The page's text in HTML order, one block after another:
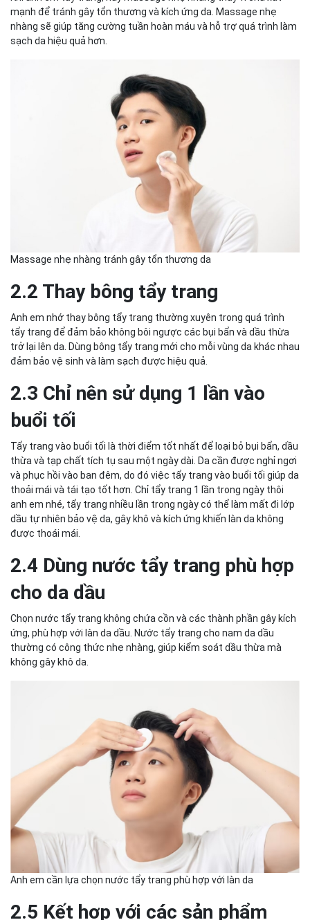
mạnh để tránh gây tổn thương và kích ứng da. Massage nhẹ
nhàng sẽ giúp tăng cường tuần hoàn máu và hỗ trợ quá trình làm
sạch da hiệu quả hơn.
Massage nhẹ nhàng tránh gây tổn thương da
2.2 Thay bông tẩy trang
Anh em nhớ thay bông tẩy trang thường xuyên trong quá trình
tẩy trang để đảm bảo không bôi ngược các bụi bẩn và dầu thừa
trở lại lên da. Dùng bông tẩy trang mới cho mỗi vùng da khác nhau
đảm bảo vệ sinh và làm sạch được hiệu quả.
2.3 Chỉ nên sử dụng 1 lần vào
buổi tối
Tẩy trang vào buổi tối là thời điểm tốt nhất để loại bỏ bụi bẩn, dầu
thừa và tạp chất tích tụ sau một ngày dài. Da cần được nghỉ ngơi
và phục hồi vào ban đêm, do đó việc tẩy trang vào buổi tối giúp da
thoải mái và tái tạo tốt hơn. Chỉ tẩy trang 1 lần trong ngày thôi
anh em nhé, tẩy trang nhiều lần trong ngày có thể làm mất đi lớp
dầu tự nhiên bảo vệ da, gây khô và kích ứng khiến làn da không
được thoái mái.
2.4 Dùng nước tẩy trang phù hợp
cho da dầu
Chọn nước tẩy trang không chứa cồn và các thành phần gây kích
ứng, phù hợp với làn da dầu. Nước tẩy trang cho nam da dầu
thường có công thức nhẹ nhàng, giúp kiểm soát dầu thừa mà
không gây khô da.
Anh em cần lựa chọn nước tẩy trang phù hợp với làn da
2.5 Kết hợp với các sản phẩm